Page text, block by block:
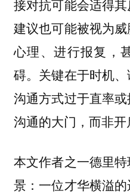
接对抗可能会适得
建议也可能被视为
心理、进行报复，
碍。关键在于时机、
沟通方式过于直率
沟通的大门，而非开
本文作者之一德里
景：一位才华横溢